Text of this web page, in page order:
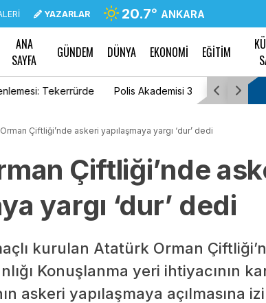
YAZARLAR 20.7° ANKARA
ANA
SAYFA
GÜNDEM DÜNYA EKONOMİ EĞİTİM
PMYO öğrencisi alacak Tayfun
Çiftliği’nde askeri yapılaşmaya yargı ‘dur’ dedi
Çiftliği’nde
yargı ‘dur’ dedi
kurulan Atatürk Orman
Konuşlanma yeri ihtiyacının
askeri yapılaşmaya açılmasına